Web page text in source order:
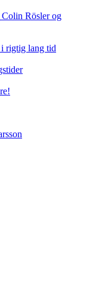
Rösler og
rigtig lang tid